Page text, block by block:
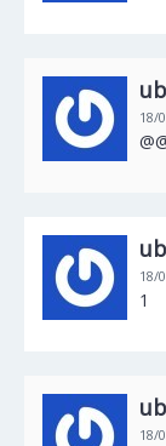
18/
18/
1
18/